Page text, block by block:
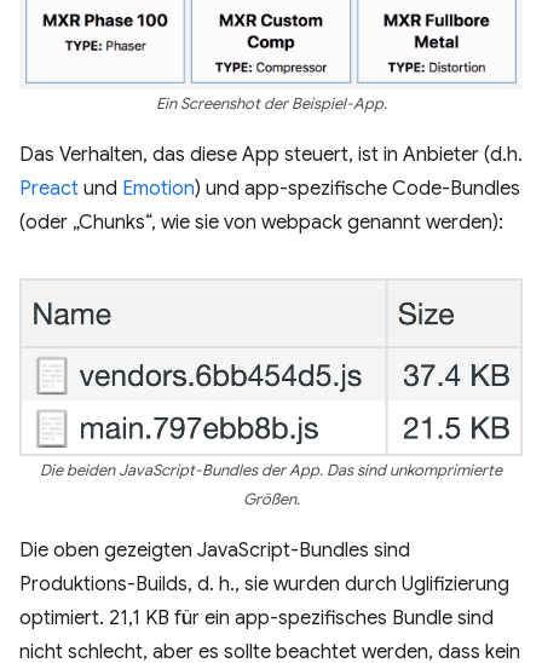
Ein Screenshot der Beispiel-App.
Das Verhalten, das diese App steuert, ist in Anbieter (d.h.
Preact und Emotion) und app-spezifische Code-Bundles
(oder „Chunks“, wie sie von webpack genannt werden):
Die beiden JavaScript-Bundles der App. Das sind unkomprimierte
Größen.
Die oben gezeigten JavaScript-Bundles sind
Produktions-Builds, d. h., sie wurden durch Uglifizierung
optimiert. 21,1 KB für ein app-spezifisches Bundle sind
nicht schlecht, aber es sollte beachtet werden, dass kein